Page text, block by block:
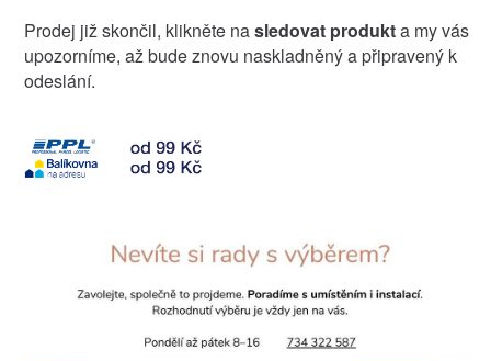
Prodej již skončil, klikněte nasledovat produkta my vás
upozorníme, až bude znovu naskladněný a připravený k
odeslání.